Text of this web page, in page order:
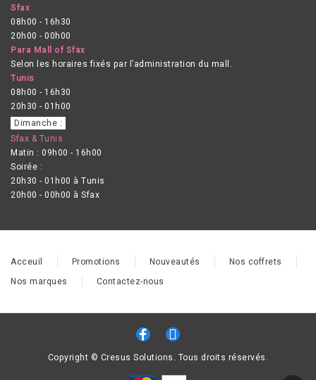
Sfax
08h00 - 16h30
20h00 - 00h00
Para Mall of Sfax
Selon les horaires fixés par l’administration du mall.
Tunis
08h00 - 16h30
20h30 - 01h00
Dimanche :
Sfax & Tunis
Matin : 09h00 - 16h00
Soirée :
20h30 - 01h00 à Tunis
20h00 - 00h00 à Sfax
Acceuil Promotions Nouveautés
Nos coffrets
Nos marques
Contactez-nous
Copyright © Cresus Solutions. Tous droits réservés.